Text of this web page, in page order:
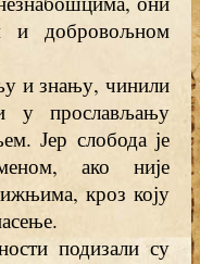
и добровољном
и знању, чинили
у прослављању
Јер слобода је
ако није
кроз коју
подизали су